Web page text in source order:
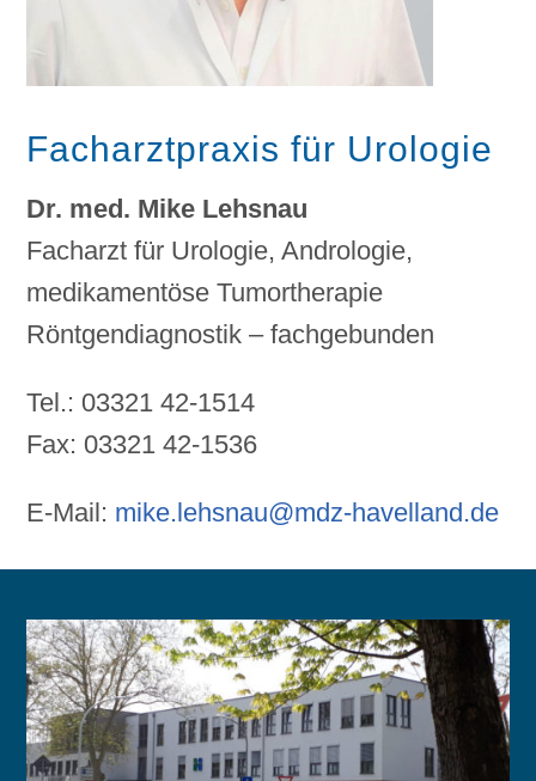
Facharztpraxis für Urologie
Dr. med. Mike Lehsnau
Facharzt für Urologie, Andrologie,
medikamentöse Tumortherapie
Röntgendiagnostik – fachgebunden
Tel.: 03321 42-1514
Fax: 03321 42-1536
E-Mail: mike.lehsnau@mdz-havelland.de